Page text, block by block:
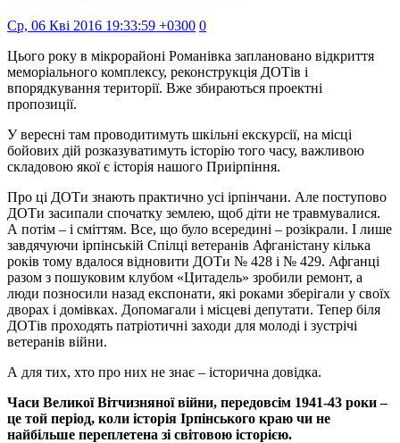
Ср, 06 Кві 2016 19:33:59 +0300 0
Цього року в мікрорайоні Романівка заплановано відкриття
меморіального комплексу, реконструкція ДОТів і
впорядкування території. Вже збираються проектні
пропозиції.
У вересні там проводитимуть шкільні екскурсії, на місці
бойових дій розказуватимуть історію того часу, важливою
складовою якої є історія нашого Приірпіння.
Про ці ДОТи знають практично усі ірпінчани. Але поступово
ДОТи засипали спочатку землею, щоб діти не травмувалися.
А потім – і сміттям. Все, що було всередині – розікрали. І лише
завдячуючи ірпінській Спілці ветеранів Афганістану кілька
років тому вдалося відновити ДОТи № 428 і № 429. Афганці
разом з пошуковим клубом «Цитадель» зробили ремонт, а
люди позносили назад експонати, які роками зберігали у своїх
дворах і домівках. Допомагали і місцеві депутати. Тепер біля
ДОТів проходять патріотичні заходи для молоді і зустрічі
ветеранів війни.
А для тих, хто про них не знає – історична довідка.
Часи Великої Вітчизняної війни, передовсім 1941-43 роки –
це той період, коли історія Ірпінського краю чи не
найбільше переплетена зі світовою історією.